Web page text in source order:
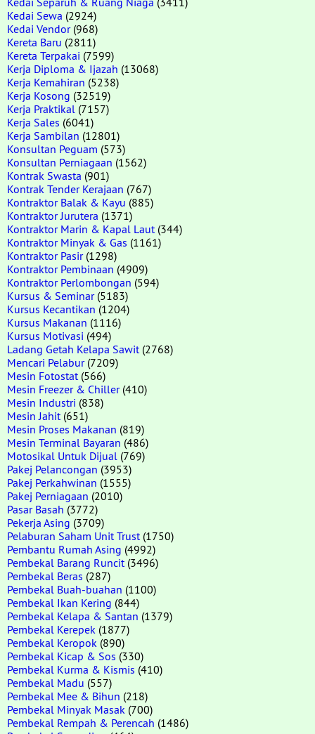
Kedai Sewa (2924)
Kedai Vendor(968)
Kereta Baru (2811)
Kereta Terpakai (7599)
Kerja Diploma & Ijazah (13068)
Kerja Kemahiran (5238)
Kerja Kosong (32519)
Kerja Praktikal (7157)
Kerja Sales (6041)
Kerja Sambilan (12801)
Konsultan Peguam (573)
Konsultan Perniagaan (1562)
Kontrak Swasta (901)
Kontrak Tender Kerajaan (767)
Kontraktor Balak & Kayu (885)
Kontraktor Jurutera (1371)
Kontraktor Marin & Kapal Laut (344)
Kontraktor Minyak & Gas (1161)
Kontraktor Pasir(1298)
Kontraktor Pembinaan (4909)
Kontraktor Perlombongan (594)
Kursus & Seminar(5183)
Kursus Kecantikan (1204)
Kursus Makanan (1116)
Kursus Motivasi (494)
Ladang Getah Kelapa Sawit (2768)
Mencari Pelabur(7209)
Mesin Fotostat (566)
Mesin Freezer & Chiller(410)
Mesin Industri (838)
Mesin Jahit (651)
Mesin Proses Makanan (819)
Mesin Terminal Bayaran (486)
Motosikal Untuk Dijual (769)
Pakej Pelancongan (3953)
Pakej Perkahwinan (1555)
Pakej Perniagaan (2010)
Pasar Basah (3772)
Pekerja Asing (3709)
Pelaburan Saham Unit Trust (1750)
Pembantu Rumah Asing (4992)
Pembekal Barang Runcit (3496)
Pembekal Beras (287)
Pembekal Buah-buahan (1100)
Pembekal Ikan Kering (844)
Pembekal Kelapa & Santan (1379)
Pembekal Kerepek (1877)
Pembekal Keropok (890)
Pembekal Kicap & Sos (330)
Pembekal Kurma & Kismis (410)
Pembekal Madu (557)
Pembekal Mee & Bihun (218)
Pembekal Minyak Masak (700)
Pembekal Rempah & Perencah (1486)